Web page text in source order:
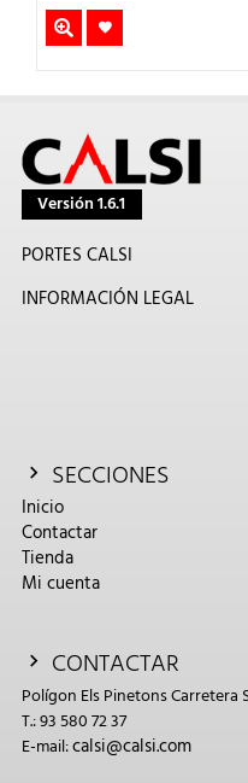
Versión 1.6.1
PORTES CALSI
INFORMACIÓN LEGAL
SECCIONES
Inicio
Contactar
Tienda
Mi cuenta
CONTACTAR
Polígon Els Pinetons Carretera
T.: 93 580 72 37
E-mail:calsi@calsi.com